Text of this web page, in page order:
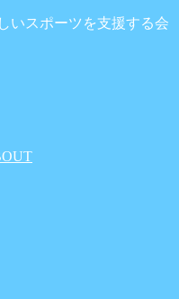
いスポーツを支援する会